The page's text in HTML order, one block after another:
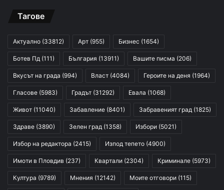
Тагове
Актуално (33812) Арт (955) Бизнес (1654)
Ботев Пд (111) България (13911) Вашите писма (206)
Вкусът на града (994) Власт (4084) Героите на деня (1964)
Гласове (5983) Градът (31292) Евала (1068)
Живот (11040) Забавление (8401) Забравеният град (1825)
Здраве (3890) Зелен град (1358) Избори (5021)
Избор на редактора (2415) Изпод тепето (4900)
Имоти в Пловдив (237) Квартали (2304) Криминале (5973)
Култура (9789) Мнения (12142) Моите отговори (115)